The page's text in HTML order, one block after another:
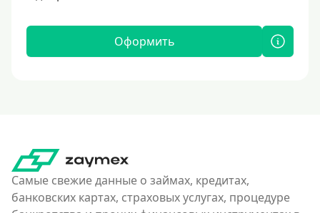
Оформить
Самые свежие данные о займах, кредитах,
банковских картах, страховых услугах, процедуре